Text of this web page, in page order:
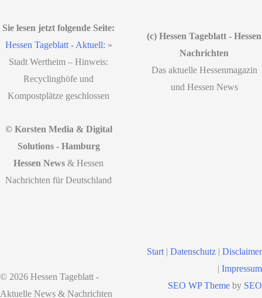
Sie lesen jetzt folgende Seite:
Hessen Tageblatt - Aktuell: »
Stadt Wertheim – Hinweis:
Recyclinghöfe und
Kompostplätze geschlossen
(c) Hessen Tageblatt - Hessen
Nachrichten
Das aktuelle Hessenmagazin
und Hessen News
© Korsten Media & Digital
Solutions - Hamburg
Hessen News & Hessen
Nachrichten für Deutschland
© 2026 Hessen Tageblatt -
Aktuelle News & Nachrichten
Start | Datenschutz | Disclaimer
| Impressum
SEO WP Theme by SEO